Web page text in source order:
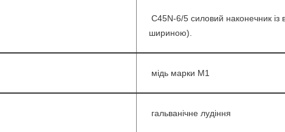
С45N-6/5 силовий наконечник
шириною).
мідь марки М1
гальванічне лудіння